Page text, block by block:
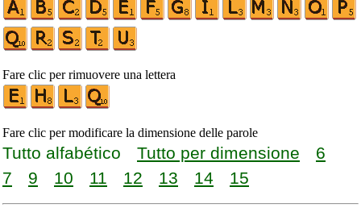
Fare clic per rimuovere una lettera
Fare clic per modificare la dimensione delle parole
Tutto alfabético Tutto per dimensione
6
7
9 10 11 12 13 14 15